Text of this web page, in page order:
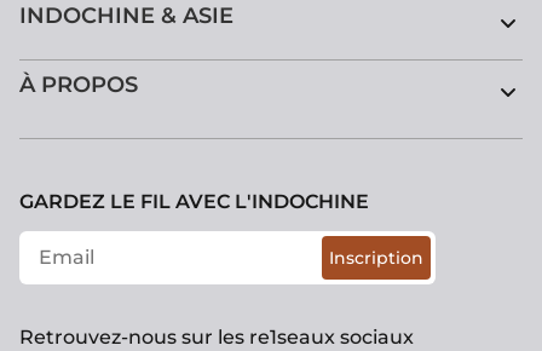
INDOCHINE & ASIE
À PROPOS
GARDEZ LE FIL AVEC L'INDOCHINE
Inscription
Retrouvez-nous sur les re1seaux sociaux